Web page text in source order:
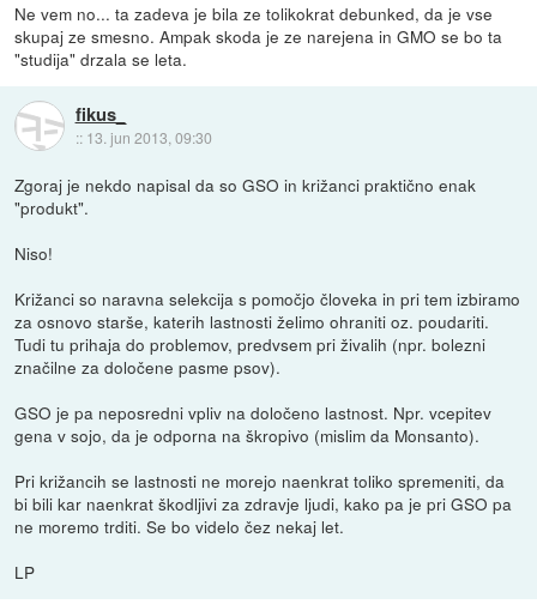
Ne vem no... ta zadeva je bila ze tolikokrat debunked, da je vse
skupaj ze smesno. Ampak skoda je ze narejena in GMO se bo ta
"studija" drzala se leta.
fikus_
:: 13. jun 2013, 09:30
Zgoraj je nekdo napisal da so GSO in križanci praktično enak
"produkt".
Niso!
Križanci so naravna selekcija s pomočjo človeka in pri tem izbiramo
za osnovo starše, katerih lastnosti želimo ohraniti oz. poudariti.
Tudi tu prihaja do problemov, predvsem pri živalih (npr. bolezni
značilne za določene pasme psov).
GSO je pa neposredni vpliv na določeno lastnost. Npr. vcepitev
gena v sojo, da je odporna na škropivo (mislim da Monsanto).
Pri križancih se lastnosti ne morejo naenkrat toliko spremeniti, da
bi bili kar naenkrat škodljivi za zdravje ljudi, kako pa je pri GSO pa
ne moremo trditi. Se bo videlo čez nekaj let.
LP